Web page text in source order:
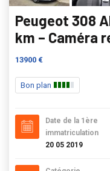
Peugeot 308
km – Caméra
13900 €
Bon plan
Date de la 1ère
immatriculation
20 05 2019